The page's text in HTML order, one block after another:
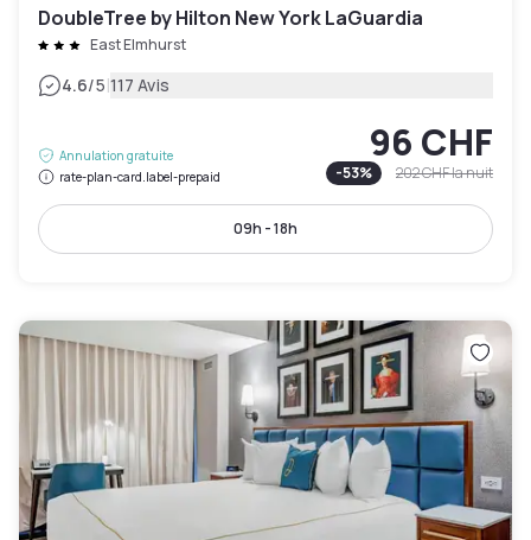
DoubleTree by Hilton New York LaGuardia
East Elmhurst
4.6/5|117 Avis
Annulation gratuite
rate-plan-card.label-prepaid
96 CHF
-53% 202 CHFla nuit
09h - 18h